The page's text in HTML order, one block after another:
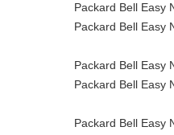
Packard Bell Easy
Packard Bell Easy
Packard Bell Easy
Packard Bell Easy
Packard Bell Easy